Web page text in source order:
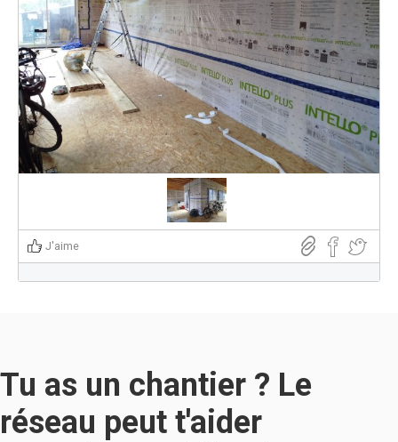
J'aime
Tu as un chantier ? Le
réseau peut t'aider